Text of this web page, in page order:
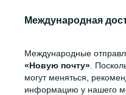
Международная
Международные
«Новую почту» .
могут меняться,
информацию у нашего